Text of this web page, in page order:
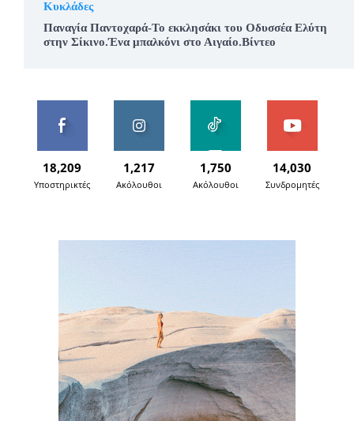
Κυκλάδες
Παναγία Παντοχαρά-Το εκκλησάκι του Οδυσσέα Ελύτη
στην Σίκινο.Ένα μπαλκόνι στο Αιγαίο.Βίντεο
18,209
Υποστηρικτές
1,217
Ακόλουθοι
1,750
Ακόλουθοι
14,030
Συνδρομητές